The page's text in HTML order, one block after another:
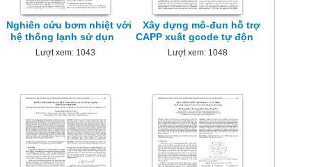
Nghiên cứu bơm nhiệt với
hệ thống lạnh sử dụn
Lượt xem: 1043
Xây dựng mô-đun hỗ trợ
CAPP xuất gcode tự độn
Lượt xem: 1048